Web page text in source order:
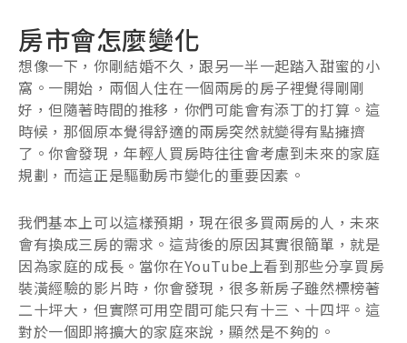
房市會怎麼變化
想像一下，你剛結婚不久，跟另一半一起踏入甜蜜的小
窩。一開始，兩個人住在一個兩房的房子裡覺得剛剛
好，但隨著時間的推移，你們可能會有添丁的打算。這
時候，那個原本覺得舒適的兩房突然就變得有點擁擠
了。你會發現，年輕人買房時往往會考慮到未來的家庭
規劃，而這正是驅動房市變化的重要因素。
我們基本上可以這樣預期，現在很多買兩房的人，未來
會有換成三房的需求。這背後的原因其實很簡單，就是
因為家庭的成長。當你在YouTube上看到那些分享買房
裝潢經驗的影片時，你會發現，很多新房子雖然標榜著
二十坪大，但實際可用空間可能只有十三、十四坪。這
對於一個即將擴大的家庭來說，顯然是不夠的。